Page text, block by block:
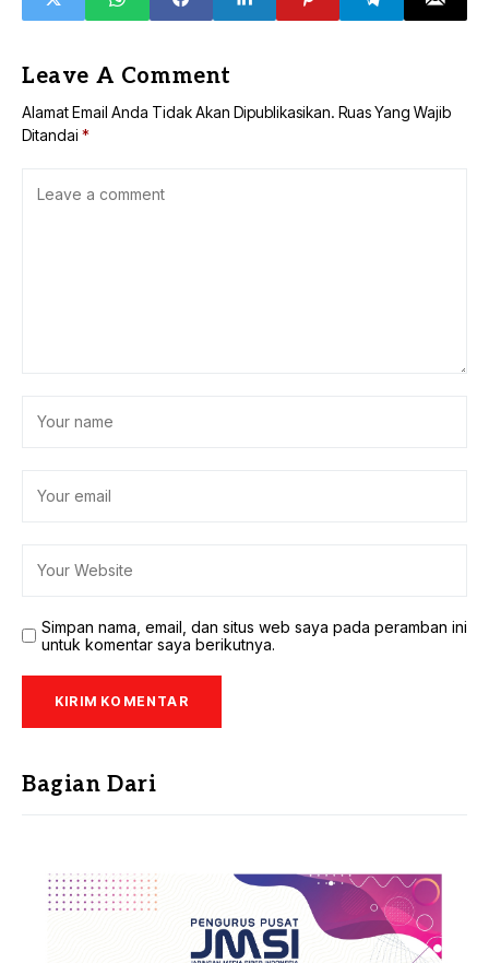
Leave A Comment
Alamat Email Anda Tidak Akan Dipublikasikan. Ruas Yang Wajib
Ditandai *
Simpan nama, email, dan situs web saya pada peramban ini
untuk komentar saya berikutnya.
Bagian Dari